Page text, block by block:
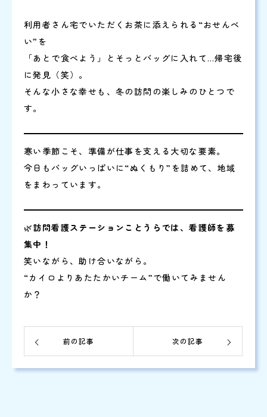
利用者さん宅でいただくお茶に添えられる“おせんべ
い”を
「あとで食べよう」とそっとバッグに入れて…帰宅後
に発見（笑）。
そんな小さな幸せも、冬の訪問の楽しみのひとつで
す。
寒い季節こそ、準備が仕事を支える大切な要素。
今日もバッグいっぱいに“ぬくもり”を詰めて、地域
をまわっています。
🌿訪問看護ステーションことうらでは、看護師を募
集中！
笑いながら、助け合いながら。
“カイロよりあたたかいチーム”で働いてみません
か？
前の記事 次の記事